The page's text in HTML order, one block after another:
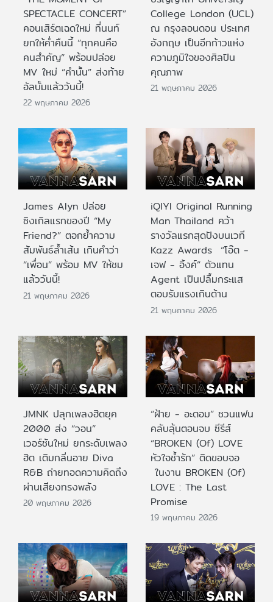
SPECTACLE CONCERT”
คอนเสิร์ตเฉดใหม่ ที่นนท์
ยกให้ค่ำคืนนี้ “ทุกคนคือ
คนสำคัญ” พร้อมปล่อย
MV ใหม่ “คำนั้น” ส่งท้าย
อัลบั้มแล้ววันนี้!
22 พฤษภาคม 2026
College London (UCL)
ณ กรุงลอนดอน ประเทศ
อังกฤษ เป็นอีกก้าวแห่ง
ความภูมิใจของศิลปิน
คุณภาพ
21 พฤษภาคม 2026
James Alyn ปล่อย
ซิงเกิลแรกของปี “My
Friend?” ตอกย้ำความ
สัมพันธ์ล้ำเส้น เกินคำว่า
“เพื่อน” พร้อม MV ให้ชม
แล้ววันนี้!
21 พฤษภาคม 2026
iQIYI Original Running
Man Thailand คว้า
รางวัลแรกสุดปังบนเวที
Kazz Awards “โอ๊ต -
เจฟ - อิ้งค์” ตัวแทน
Agent เป็นปลื้มกระแส
ตอบรับแรงเกินต้าน
21 พฤษภาคม 2026
JMNK ปลุกเพลงฮิตยุค
2000 ส่ง “วอน”
เวอร์ชันใหม่ ยกระดับเพลง
ฮิต เติมกลิ่นอาย Diva
R&B ถ่ายทอดความคิดถึง
ผ่านเสียงทรงพลัง
20 พฤษภาคม 2026
“ฝ้าย - อะตอม” ชวนแฟน
คลับลุ้นตอนจบ ซีรีส์
“BROKEN (Of) LOVE
หัวใจช้ำรัก” ติดขอบจอ
ในงาน BROKEN (Of)
LOVE : The Last
Promise
19 พฤษภาคม 2026